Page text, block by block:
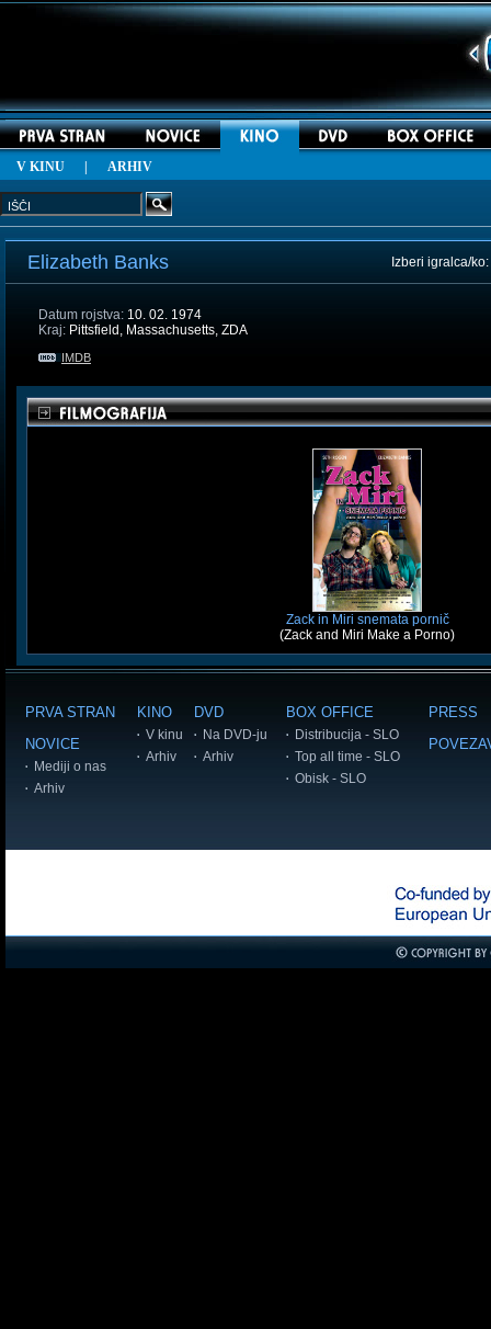
V KINU ARHIV
Elizabeth Banks Izberi igralca/ko:
Datum rojstva: 10. 02. 1974
Kraj: Pittsfield, Massachusetts, ZDA
IMDB
Zack in Miri snemata pornič
(Zack and Miri Make a Porno)
PRVA STRAN
NOVICE
Mediji o nas
Arhiv
KINO
V kinu
Arhiv
DVD
Na DVD-ju
Arhiv
BOX OFFICE
Distribucija - SLO
Top all time - SLO
Obisk - SLO
PRESS